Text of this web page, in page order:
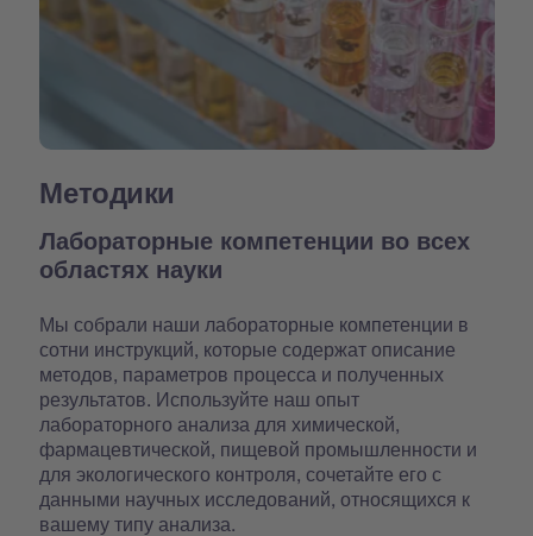
Методики
Лабораторные компетенции во всех
областях науки
Мы собрали наши лабораторные компетенции в
сотни инструкций, которые содержат описание
методов, параметров процесса и полученных
результатов. Используйте наш опыт
лабораторного анализа для химической,
фармацевтической, пищевой промышленности и
для экологического контроля, сочетайте его с
данными научных исследований, относящихся к
вашему типу анализа.